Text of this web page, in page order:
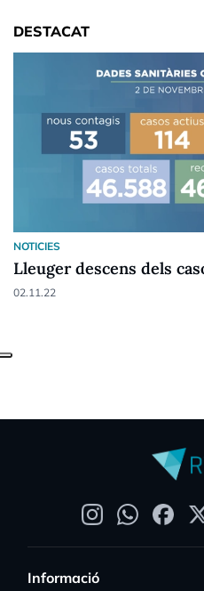
DESTACAT
NOTICIES
Lleuger descens dels
02.11.22
Informació